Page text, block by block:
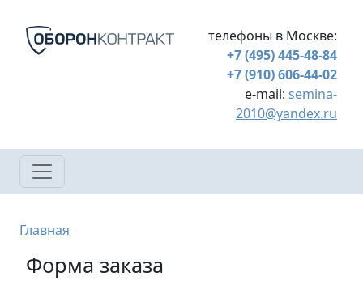
телефоны в Москве:
+7 (495) 445-48-84
+7 (910) 606-44-02
e-mail: semina-
2010@yandex.ru
Строка навигации
Главная
Форма заказа